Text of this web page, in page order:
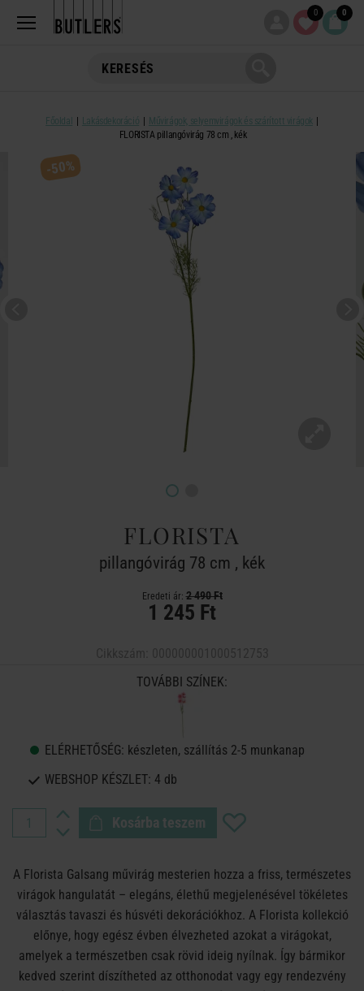
0 0
Főoldal Lakásdekoráció
Művirágok, selyemvirágok és szárított virágok
FLORISTA pillangóvirág 78 cm , kék
-50%
FLORISTA
pillangóvirág 78 cm , kék
Eredeti ár:2 490 Ft
1 245 Ft
TOVÁBBI SZÍNEK:
ELÉRHETŐSÉG: készleten, szállítás 2-5 munkanap
WEBSHOP KÉSZLET: 4 db
Kosárba teszem
A Florista Galsang művirág mesterien hozza a friss, természetes
virágok hangulatát – elegáns, élethű megjelenésével tökéletes
választás tavaszi és húsvéti dekorációkhoz. A Florista kollekció
előnye, hogy egész évben élvezheted azokat a virágokat,
amelyek a természetben csak rövid ideig nyílnak. Így bármikor
kedved szerint díszítheted az otthonodat vagy egy rendezvény